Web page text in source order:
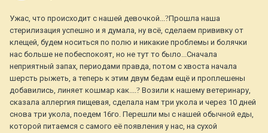
Ужас, что происходит с нашей девочкой...?Прошла наша
стерилизация успешно и я думала, ну всё, сделаем прививку от
клещей, будем носиться по полю и никакие проблемы и болячки
нас больше не побеспокоят, но не тут то было...Сначала
неприятный запах, периодами правда, потом с хвоста начала
шерсть рыжеть, а теперь к этим двум бедам ещё и проплешены
добавились, линяет кошмар как....? Возили к нашему ветеринару,
сказала аллергия пищевая, сделала нам три укола и через 10 дней
снова три укола, поедем 16го. Перешли мы с нашей обычной еды,
которой питаемся с самого её появления у нас, на сухой